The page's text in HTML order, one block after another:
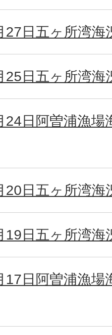
27日五ヶ所湾海
25日五ヶ所湾海
24日阿曽浦漁場
20日五ヶ所湾海
19日五ヶ所湾海
17日阿曽浦漁場